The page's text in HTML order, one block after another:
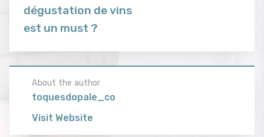
dégustation de vins
est un must ?
About the author
toquesdopale_co
Visit Website